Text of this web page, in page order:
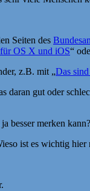
Seiten des
OS X und iOS“
z.B. mit „Das
daran gut oder
besser merken kann?
ist es wichtig hier